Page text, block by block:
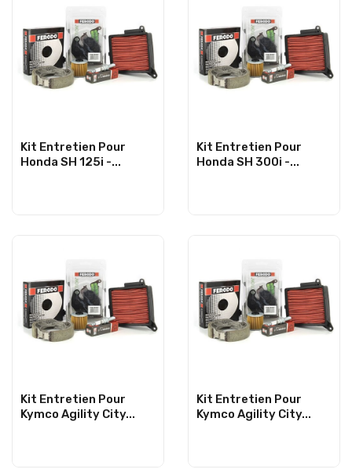
Kit Entretien Pour
Honda SH 125i -...
Kit Entretien Pour
Honda SH 300i -...
Kit Entretien Pour
Kymco Agility City...
Kit Entretien Pour
Kymco Agility City...